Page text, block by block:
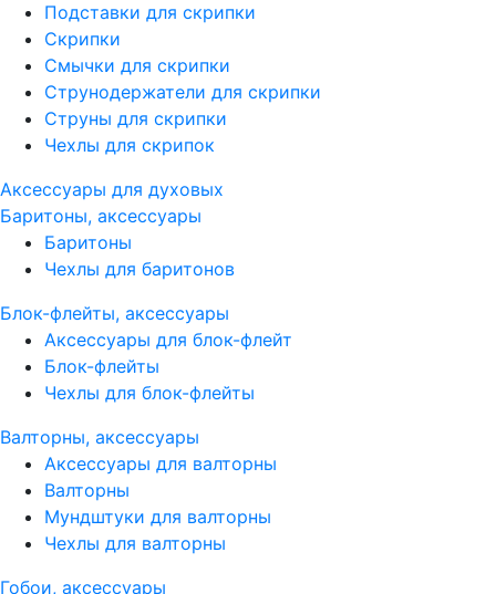
Подставки для скрипки
Скрипки
Смычки для скрипки
Струнодержатели для скрипки
Струны для скрипки
Чехлы для скрипок
Аксессуары для духовых
Баритоны, аксессуары
Баритоны
Чехлы для баритонов
Блок-флейты, аксессуары
Аксессуары для блок-флейт
Блок-флейты
Чехлы для блок-флейты
Валторны, аксессуары
Аксессуары для валторны
Валторны
Мундштуки для валторны
Чехлы для валторны
Гобои, аксессуары